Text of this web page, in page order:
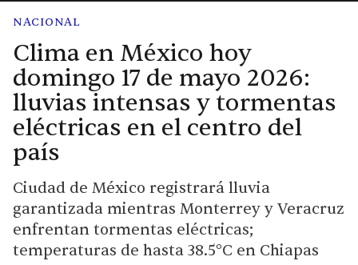
NACIONAL
Clima en México hoy
domingo 17 de mayo 2026:
lluvias intensas y tormentas
eléctricas en el centro del
país
Ciudad de México registrará lluvia
garantizada mientras Monterrey y Veracruz
enfrentan tormentas eléctricas;
temperaturas de hasta 38.5°C en Chiapas